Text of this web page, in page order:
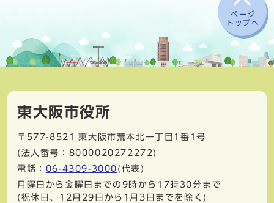
ページ
トップへ
東大阪市役所
〒577-8521
東大阪市荒本北一丁目1番1号
(法人番号：8000020272272)
電話： 06-4309-3000 (代表)
月曜日から金曜日までの9時から17時30分まで
(祝休日、12月29日から1月3日までを除く)